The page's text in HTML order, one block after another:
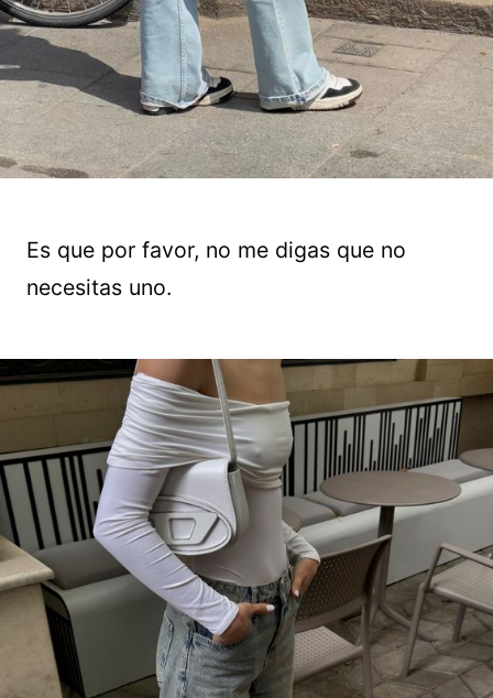
Es que por favor, no me digas que no
necesitas uno.